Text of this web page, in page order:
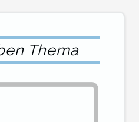
Thema